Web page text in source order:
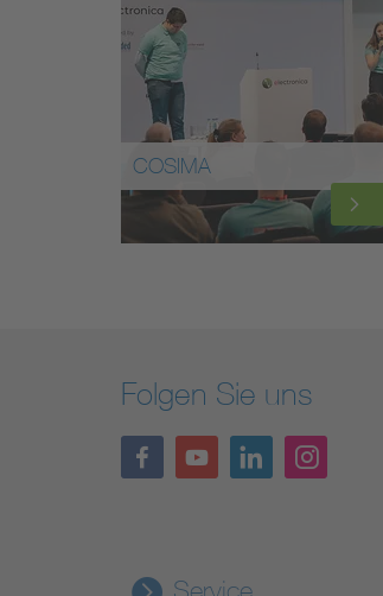
COSIMA
Folgen Sie uns
Service